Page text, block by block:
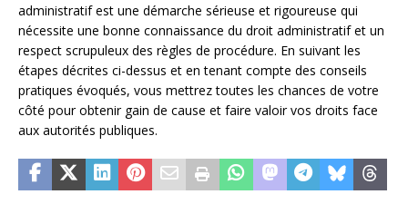
administratif est une démarche sérieuse et rigoureuse qui
nécessite une bonne connaissance du droit administratif et un
respect scrupuleux des règles de procédure. En suivant les
étapes décrites ci-dessus et en tenant compte des conseils
pratiques évoqués, vous mettrez toutes les chances de votre
côté pour obtenir gain de cause et faire valoir vos droits face
aux autorités publiques.